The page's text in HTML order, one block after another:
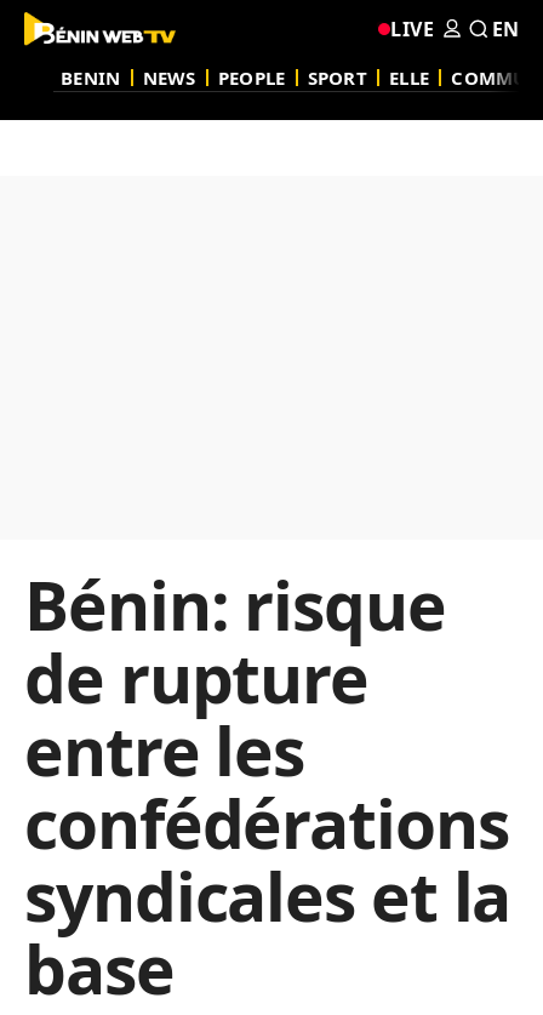
BENIN NEWS PEOPLE SPORT ELLE
LIVE EN
Bénin: risque
de rupture
entre les
confédérations
syndicales et la
base